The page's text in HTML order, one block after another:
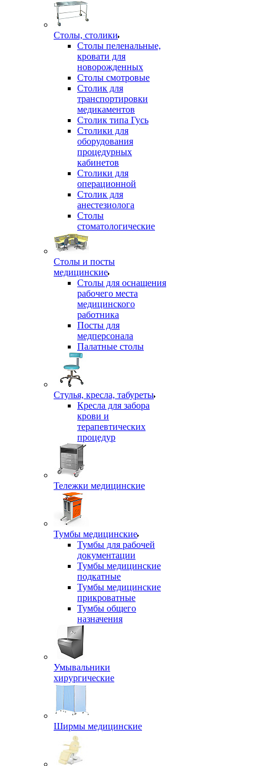
Столы, столики
Столы пеленальные,
кровати для
новорожденных
Столы смотровые
Столик для
транспортировки
медикаментов
Столик типа Гусь
Столики для
оборудования
процедурных
кабинетов
Столики для
операционной
Столик для
анестезиолога
Столы
стоматологические
Столы и посты
медицинские
Столы для оснащения
рабочего места
медицинского
работника
Посты для
медперсонала
Палатные столы
Стулья, кресла, табуреты
Кресла для забора
крови и
терапевтических
процедур
Тележки медицинские
Тумбы медицинские
Тумбы для рабочей
документации
Тумбы медицинские
подкатные
Тумбы медицинские
прикроватные
Тумбы общего
назначения
Умывальники
хирургические
Ширмы медицинские